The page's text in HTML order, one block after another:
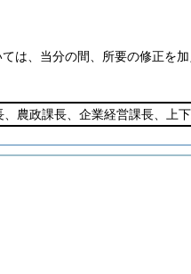
は、当分の間、所要の修正を
農政課長、企業経営課長、上